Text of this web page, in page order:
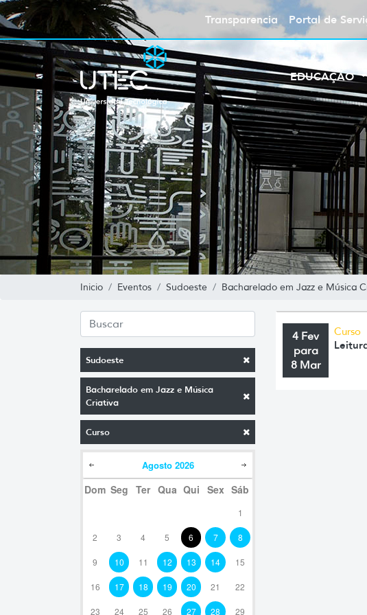
Transparencia Portal de
EDUCAÇÃO
Inicio Eventos Sudoeste Bacharelado em Jazz e Música
Sudoeste
Bacharelado em Jazz e Música
Criativa
Curso
Agosto 2026
Dom Seg Ter Qua Qui Sex Sáb
1
2 3 4 5 6 7 8
9 10 11 12 13 14 15
16 17 18 19 20 21 22
23 24 25 26 27 28 29
4 Fev
para
8 Mar
Curso